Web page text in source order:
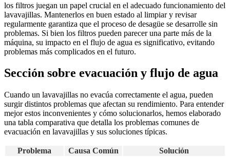
los filtros juegan un papel crucial en el adecuado funcionamiento del
lavavajillas. Mantenerlos en buen estado al limpiar y revisar
regularmente garantiza que el proceso de desagüe se desarrolle sin
problemas. Si bien los filtros pueden parecer una parte más de la
máquina, su impacto en el flujo de agua es significativo, evitando
problemas más complicados en el futuro.
Sección sobre evacuación y flujo de agua
Cuando un lavavajillas no evacúa correctamente el agua, pueden
surgir distintos problemas que afectan su rendimiento. Para entender
mejor estos inconvenientes y cómo solucionarlos, hemos elaborado
una tabla comparativa que detalla los problemas comunes de
evacuación en lavavajillas y sus soluciones típicas.
Problema Causa Común
Solución